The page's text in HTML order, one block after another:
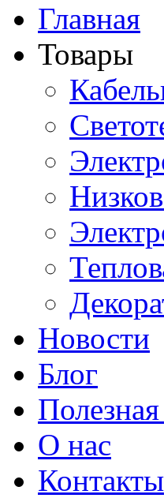
Главная
Товары
Новости
Блог
О нас
Контакты